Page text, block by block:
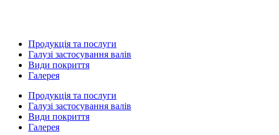
Продукція та послуги
Галузі застосування валів
Види покриття
Галерея
Продукція та послуги
Галузі застосування валів
Види покриття
Галерея